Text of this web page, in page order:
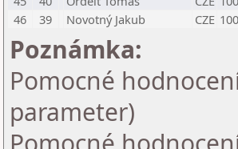
46
39 Novotný Jakub CZE
Poznámka:
Pomocné
parameter)